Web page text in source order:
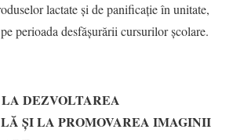
lactate și de panificaţie în unitate,
perioada desfăşurării cursurilor şcolare.
DEZVOLTAREA
ȘI LA PROMOVAREA IMAGINII